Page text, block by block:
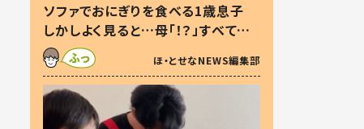
ソファでおにぎりを食べる1歳息子
しかしよく見ると…母「！？」すべてを
察した母の投稿に「可愛いから許
す！」「現行犯〜」
ほ・とせなNEWS編集部